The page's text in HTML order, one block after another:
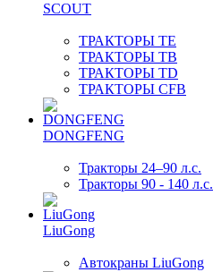
SCOUT
ТРАКТОРЫ TE
ТРАКТОРЫ TB
ТРАКТОРЫ TD
ТРАКТОРЫ CFB
DONGFENG
Тракторы 24–90 л.с.
Тракторы 90 - 140 л.с.
LiuGong
Автокраны LiuGong